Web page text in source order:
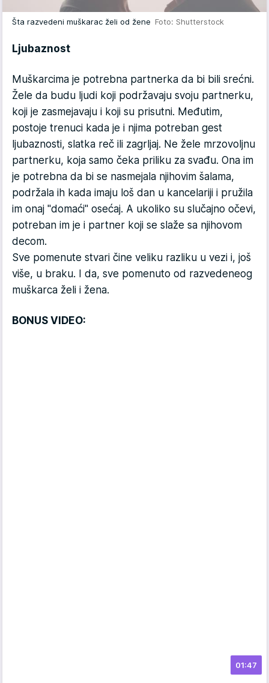
Šta razvedeni muškarac želi od žene Foto: Shutterstock
Ljubaznost
Muškarcima je potrebna partnerka da bi bili srećni.
Žele da budu ljudi koji podržavaju svoju partnerku,
koji je zasmejavaju i koji su prisutni. Međutim,
postoje trenuci kada je i njima potreban gest
ljubaznosti, slatka reč ili zagrljaj. Ne žele mrzovoljnu
partnerku, koja samo čeka priliku za svađu. Ona im
je potrebna da bi se nasmejala njihovim šalama,
podržala ih kada imaju loš dan u kancelariji i pružila
im onaj "domaći" osećaj. A ukoliko su slučajno očevi,
potreban im je i partner koji se slaže sa njihovom
decom.
Sve pomenute stvari čine veliku razliku u vezi i, još
više, u braku. I da, sve pomenuto od razvedeneog
muškarca želi i žena.
BONUS VIDEO:
01:47